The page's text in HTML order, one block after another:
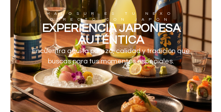
HALOSUR ES TU NEXO
DIRECTO CON JAPÓN
EXPERIENCIA JAPONESA
AUTÉNTICA
Encuentra aquí la pureza, calidad y tradición que
buscas para tus momentos especiales.